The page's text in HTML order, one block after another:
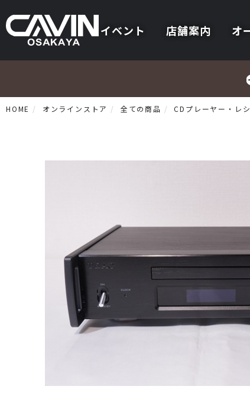
イベント 店舗案内 オ
パワーアンプ
CDプレーヤー・レシーバー
ネットワークプレーヤー・D/Aコンバーター
HOME オンラインストア 全ての商品 CDプレーヤー・レ